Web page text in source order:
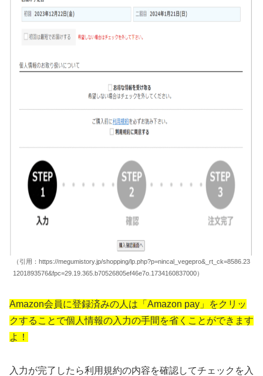
（引用：https://megumistory.jp/shopping/lp.php?p=nincal_vegepro&_rt_ck=8586.23
1201893576&fpc=29.19.365.b70526805ef46e7o.1734160837000）
Amazon会員に登録済みの人は「Amazon pay」をクリッ
クすることで個人情報の入力の手間を省くことができます
よ！
入力が完了したら利用規約の内容を確認してチェックを入